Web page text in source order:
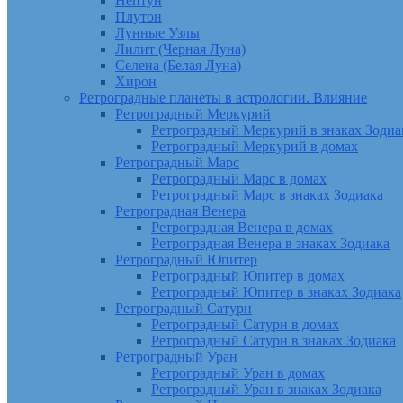
Плутон
Лунные Узлы
Лилит (Черная Луна)
Селена (Белая Луна)
Хирон
Ретроградные планеты в астрологии. Влияние
Ретроградный Меркурий
Ретроградный Меркурий в знаках
Ретроградный Меркурий в домах
Ретроградный Марс
Ретроградный Марс в домах
Ретроградный Марс в знаках Зодиака
Ретроградная Венера
Ретроградная Венера в домах
Ретроградная Венера в знаках Зодиака
Ретроградный Юпитер
Ретроградный Юпитер в домах
Ретроградный Юпитер в знаках Зодиака
Ретроградный Сатурн
Ретроградный Сатурн в домах
Ретроградный Сатурн в знаках Зодиака
Ретроградный Уран
Ретроградный Уран в домах
Ретроградный Уран в знаках Зодиака